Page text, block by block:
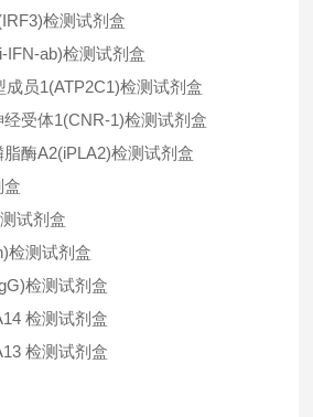
检测试剂盒
IFN-ab)检测试剂盒
成员1(ATP2C1)检测试剂盒
受体1(CNR-1)检测试剂盒
酶A2(iPLA2)检测试剂盒
盒
试剂盒
检测试剂盒
检测试剂盒
检测试剂盒
检测试剂盒